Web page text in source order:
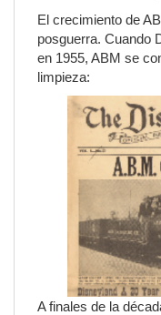
El crecimiento de
posguerra. Cuando
en 1955, ABM se
limpieza:
A finales de la